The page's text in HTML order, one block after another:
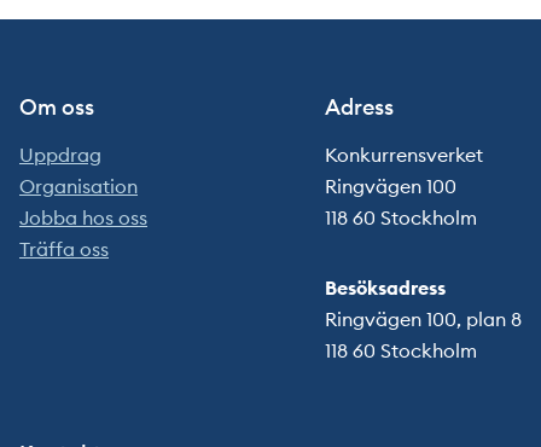
Om oss
Uppdrag
Organisation
Jobba hos oss
Träffa oss
Adress
Konkurrensverket
Ringvägen 100
118 60 Stockholm
Besöksadress
Ringvägen 100, plan 8
118 60 Stockholm